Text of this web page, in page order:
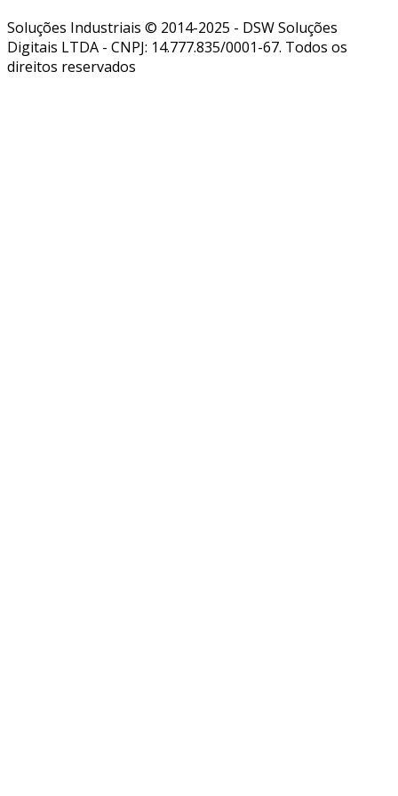
Soluções Industriais © 2014-2025 - DSW Soluções
Digitais LTDA - CNPJ: 14.777.835/0001-67. Todos os
direitos reservados